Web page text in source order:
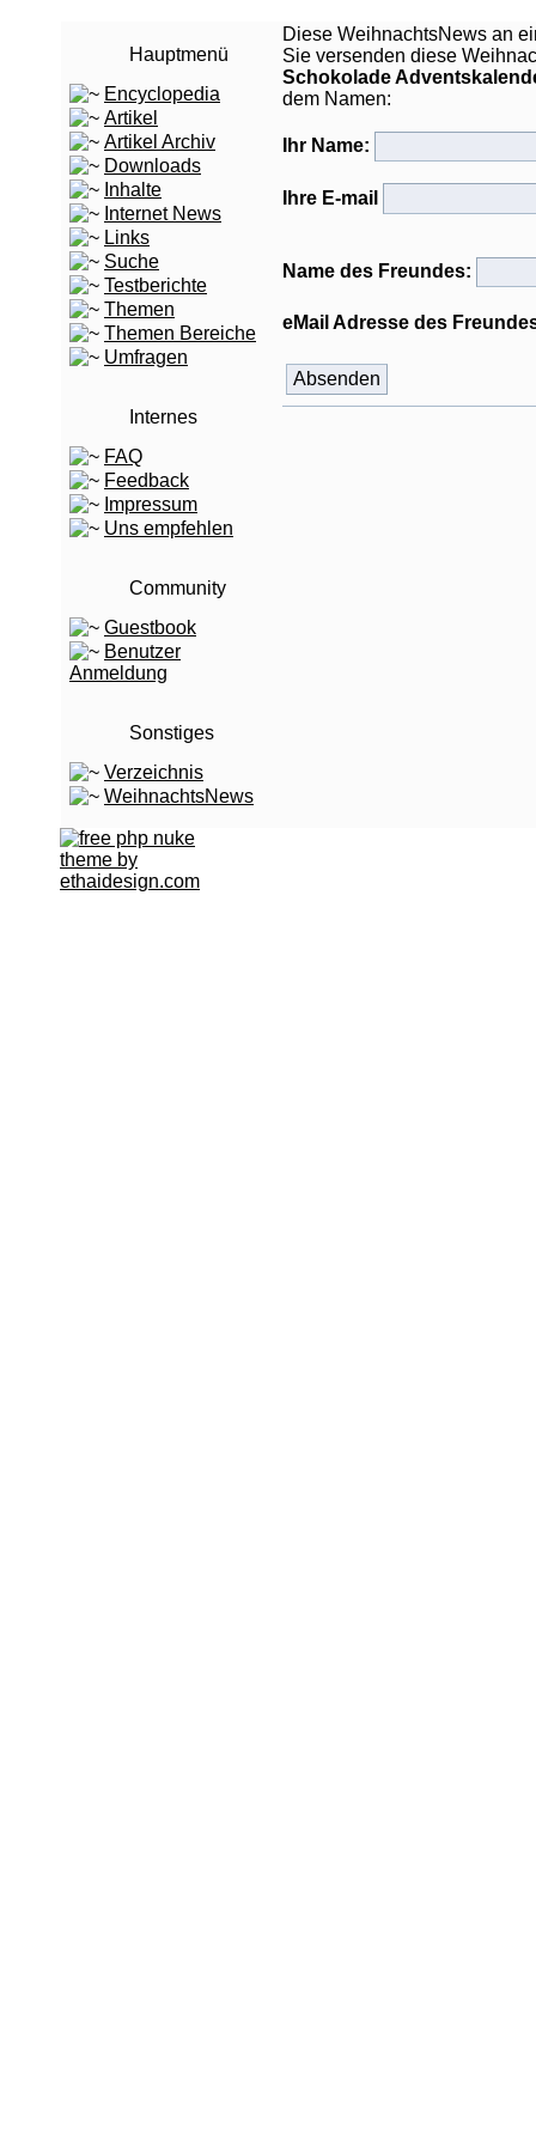
Hauptmenü
Encyclopedia
Artikel
Artikel Archiv
Downloads
Inhalte
Internet News
Links
Suche
Testberichte
Themen
Themen Bereiche
Umfragen
Internes
FAQ
Feedback
Impressum
Uns empfehlen
Community
Guestbook
Benutzer
Anmeldung
Sonstiges
Verzeichnis
WeihnachtsNews
Diese WeihnachtsNews an
Sie versenden diese
Schokolade
dem Namen:
Ihr Name:
Ihre E-mail
Name des Freundes:
eMail Adresse des